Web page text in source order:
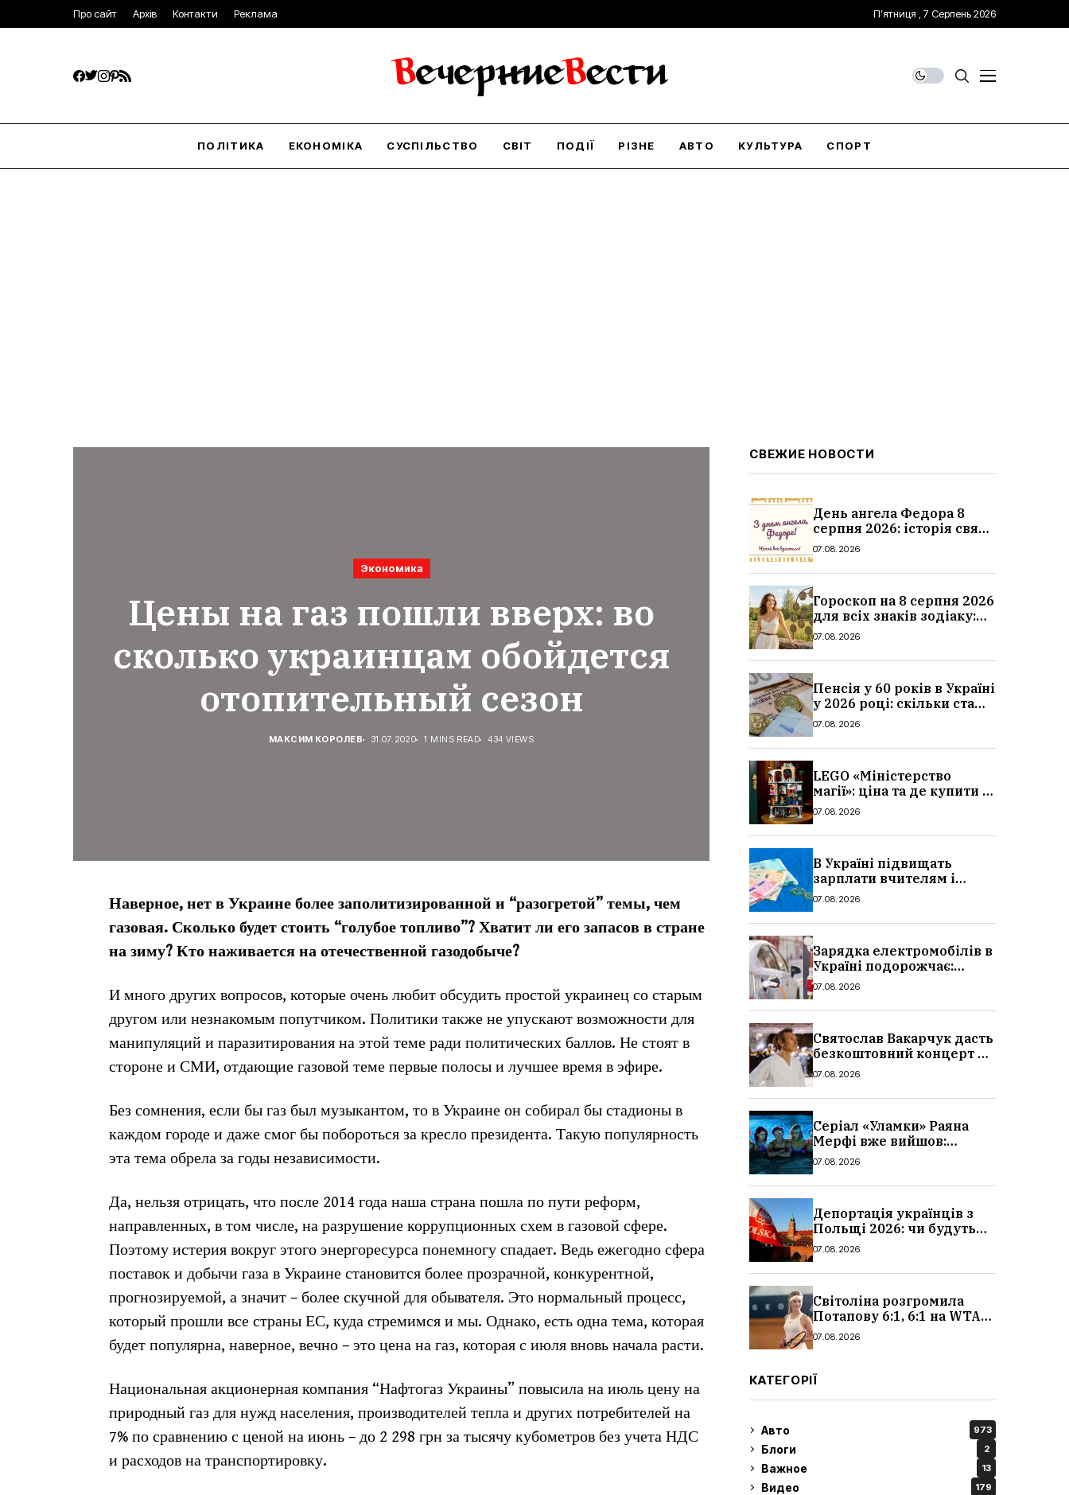
Про сайт Архів Контакти Реклама П’ятниця , 7 Серпень 2026
ПОЛІТИКА ЕКОНОМІКА СУСПІЛЬСТВО СВІТ ПОДІЇ РІЗНЕ АВТО КУЛЬТУРА СПОРТ
Экономика
Цены на газ пошли вверх: во
сколько украинцам обойдется
отопительный сезон
МАКСИМ КОРОЛЕВ 31.07.2020 1 MINS READ 434 VIEWS
Наверное, нет в Украине более заполитизированной и “разогретой” темы, чем
газовая. Сколько будет стоить “голубое топливо”? Хватит ли его запасов в стране
на зиму? Кто наживается на отечественной газодобыче?
И много других вопросов, которые очень любит обсудить простой украинец со старым
другом или незнакомым попутчиком. Политики также не упускают возможности для
манипуляций и паразитирования на этой теме ради политических баллов. Не стоят в
стороне и СМИ, отдающие газовой теме первые полосы и лучшее время в эфире.
Без сомнения, если бы газ был музыкантом, то в Украине он собирал бы стадионы в
каждом городе и даже смог бы побороться за кресло президента. Такую популярность
эта тема обрела за годы независимости.
Да, нельзя отрицать, что после 2014 года наша страна пошла по пути реформ,
направленных, в том числе, на разрушение коррупционных схем в газовой сфере.
Поэтому истерия вокруг этого энергоресурса понемногу спадает. Ведь ежегодно сфера
поставок и добычи газа в Украине становится более прозрачной, конкурентной,
прогнозируемой, а значит – более скучной для обывателя. Это нормальный процесс,
который прошли все страны ЕС, куда стремимся и мы. Однако, есть одна тема, которая
будет популярна, наверное, вечно – это цена на газ, которая с июля вновь начала расти.
Национальная акционерная компания “Нафтогаз Украины” повысила на июль цену на
природный газ для нужд населения, производителей тепла и других потребителей на
7% по сравнению с ценой на июнь – до 2 298 грн за тысячу кубометров без учета НДС
и расходов на транспортировку.
СВЕЖИЕ НОВОСТИ
День ангела Федора 8
серпня 2026: історія свята,
значення імені,
прозі
07.08.2026
Гороскоп на 8 серпня 2026
для всіх знаків зодіаку:
кохання, гроші та справи
07.08.2026
Пенсія у 60 років в Україні
у 2026 році: скільки стажу
потрібно, умови, кому
07.08.2026
LEGO «Міністерство
магії»: ціна та де купити в
Україні
07.08.2026
В Україні підвищать
зарплати вчителям і
стипендії студентам з 1
суми, розмір
07.08.2026
Зарядка електромобілів в
Україні подорожчає:
причина і нові ціни з
07.08.2026
Святослав Вакарчук дасть
безкоштовний концерт у
Львові: дата і місце
07.08.2026
Серіал «Уламки» Раяна
Мерфі вже вийшов:
сюжет, актори та всі
07.08.2026
Депортація українців з
Польщі 2026: чи будуть
висилати українських
07.08.2026
Світоліна розгромила
Потапову 6:1, 6:1 на WTA
1000 у Торонто
07.08.2026
КАТЕГОРІЇ
Авто 973
Блоги 2
Важное 13
Видео 179